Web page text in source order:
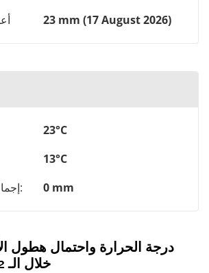
23 mm (17 August 2026)
23°C
13°C
إجمالي هطول الأمطار:
0 mm
درجة الحرارة واحتمال هطول
خلال الـ 12 ساعة القادمة